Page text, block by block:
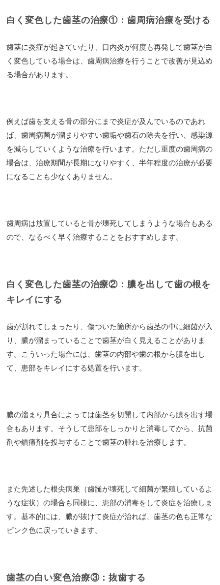
白く変色した歯茎の治療①：歯周病治療を受ける
歯茎に炎症が起きていたり、口内炎が何度も再発して歯茎が白
く変色している場合は、歯周病治療を行うことで改善が見込め
る場合があります。
例えば歯を支える骨の部分にまで炎症が及んでいるのであれ
ば、歯周病菌が溜まりやすい歯垢や歯石の除去を行い、感染源
を減らしていくような治療を行います。ただし重度の歯周病の
場合は、治療期間が長期になりやすく、半年程度の治療が必要
になることも少なくありません。
歯周病は放置していると骨が壊死してしまうような場合もある
ので、なるべく早く治療することをおすすめします。
白く変色した歯茎の治療②：膿を出して歯の根を
キレイにする
歯が割れてしまったり、傷ついた箇所から歯茎の中に細菌が入
り、膿が溜まっていることで歯茎が白く見えることがありま
す。こういった場合には、歯茎の内部や歯の根から膿を出し
て、患部をキレイにする処置を行います。
膿の溜まり具合によっては歯茎を切開して内部から膿を出す場
合もあります。そうして患部をしっかりと消毒してから、抗菌
剤や鎮痛剤を投与することで歯茎の腫れを治療します。
また先述した根尖病巣（歯髄が壊死して細菌が繁殖しているよ
うな症状）の場合も同様に、患部の消毒をして炎症を治療しま
す。基本的には、膿が抜けて炎症が治れば、歯茎の色も正常な
ピンク色に戻っていきます。
歯茎の白い変色治療③：抜歯する